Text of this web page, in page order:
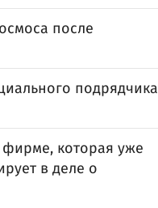
после
подрядчика
фирме, которая уже
в деле о